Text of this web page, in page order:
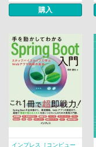
購入
インプレス［コンピュー